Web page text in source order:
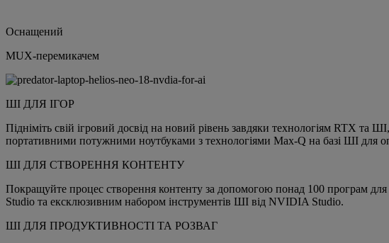
Оснащений
MUX-перемикачем
ШІ ДЛЯ ІГОР
Підніміть свій ігровий досвід на новий рівень завдяки технологіям RTX та
портативними потужними ноутбуками з технологіями Max-Q на базі ШІ для
ШІ ДЛЯ СТВОРЕННЯ КОНТЕНТУ
Покращуйте процес створення контенту за допомогою понад 100 програм
Studio та ексклюзивним набором інструментів ШІ від NVIDIA Studio.
ШІ ДЛЯ ПРОДУКТИВНОСТІ ТА РОЗВАГ